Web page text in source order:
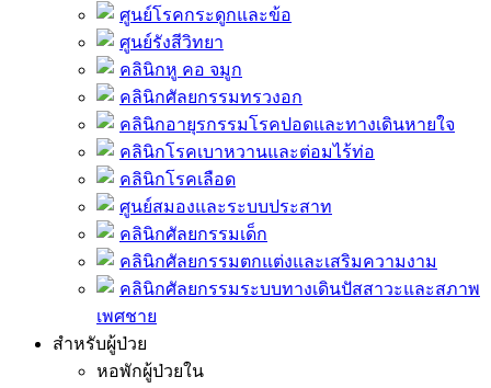
ศูนย์โรคกระดูกและข้อ
ศูนย์รังสีวิทยา
คลินิกหู คอ จมูก
คลินิกศัลยกรรมทรวงอก
คลินิกอายุรกรรมโรคปอดและทางเดินหายใจ
คลินิกโรคเบาหวานและต่อมไร้ท่อ
คลินิกโรคเลือด
ศูนย์สมองและระบบประสาท
คลินิกศัลยกรรมเด็ก
คลินิกศัลยกรรมตกแต่งและเสริมความงาม
คลินิกศัลยกรรมระบบทางเดินปัสสาวะและสภาพ
เพศชาย
สำหรับผู้ป่วย
หอพักผู้ป่วยใน